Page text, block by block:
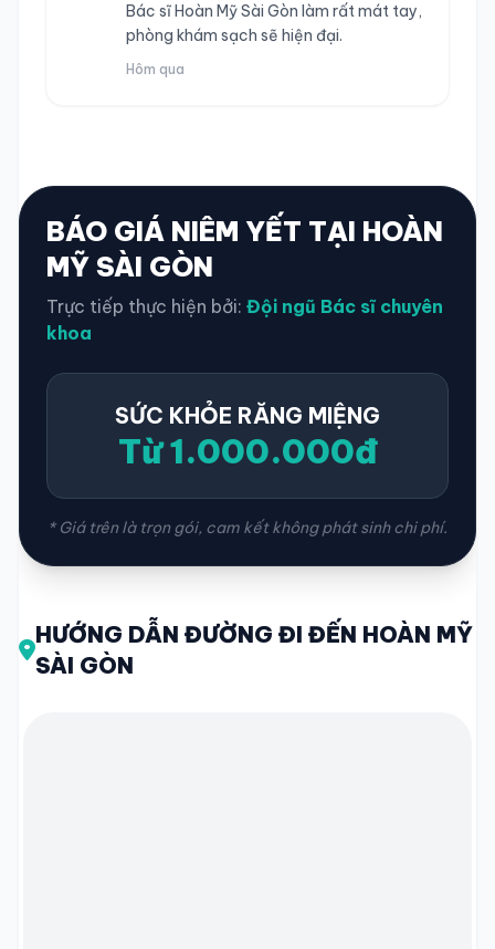
Bác sĩ Hoàn Mỹ Sài Gòn làm rất mát tay,
phòng khám sạch sẽ hiện đại.
Hôm qua
BÁO GIÁ NIÊM YẾT TẠI HOÀN
MỸ SÀI GÒN
Trực tiếp thực hiện bởi: Đội ngũ Bác sĩ chuyên
khoa
SỨC KHỎE RĂNG MIỆNG
Từ 1.000.000đ
* Giá trên là trọn gói, cam kết không phát sinh chi phí.
HƯỚNG DẪN ĐƯỜNG ĐI ĐẾN HOÀN MỸ
SÀI GÒN